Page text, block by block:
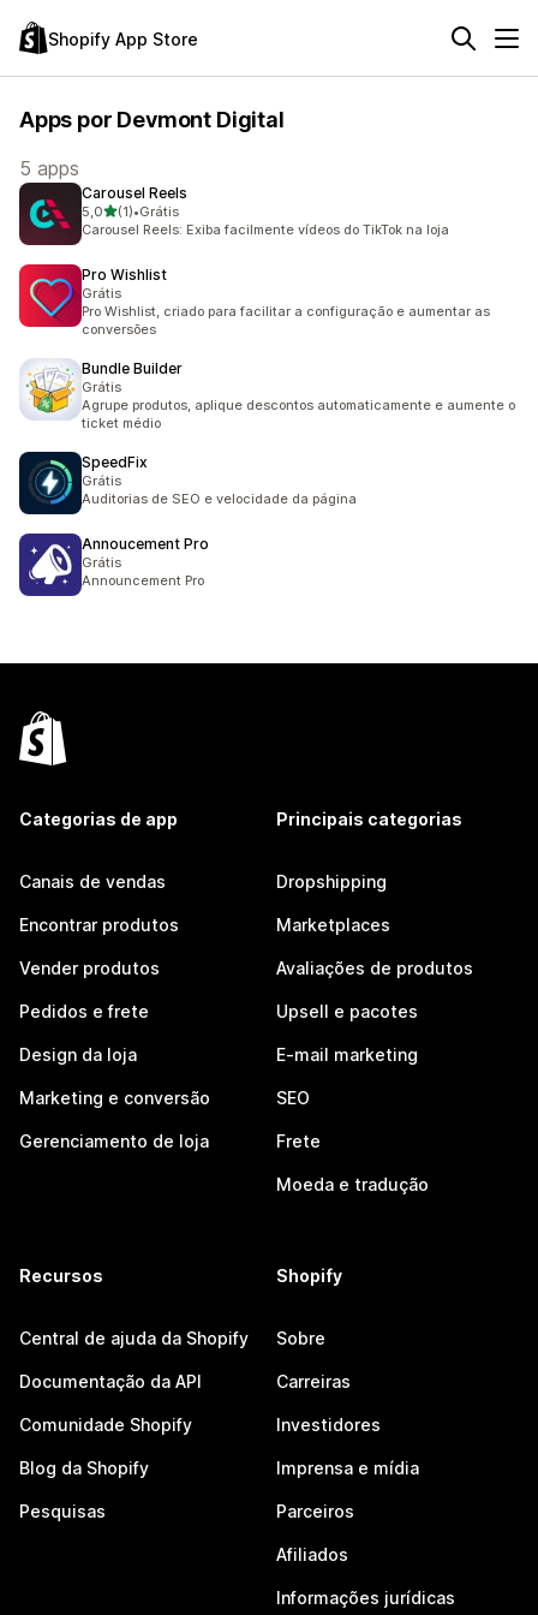
Shopify App Store
Apps por Devmont Digital
5 apps
Carousel Reels
5,0de 5 estrelas
(1)
1 avaliações ao todo
•Grátis
Carousel Reels: Exiba facilmente vídeos do TikTok na loja
Pro Wishlist
Grátis
Pro Wishlist, criado para facilitar a configuração e aumentar as
conversões
Bundle Builder
Grátis
Agrupe produtos, aplique descontos automaticamente e aumente o
ticket médio
SpeedFix
Grátis
Auditorias de SEO e velocidade da página
Annoucement Pro
Grátis
Announcement Pro
Categorias de app
Canais de vendas
Encontrar produtos
Vender produtos
Pedidos e frete
Design da loja
Marketing e conversão
Gerenciamento de loja
Principais categorias
Dropshipping
Marketplaces
Avaliações de produtos
Upsell e pacotes
E-mail marketing
SEO
Frete
Moeda e tradução
Recursos
Central de ajuda da Shopify
Documentação da API
Comunidade Shopify
Blog da Shopify
Pesquisas
Shopify
Sobre
Carreiras
Investidores
Imprensa e mídia
Parceiros
Afiliados
Informações jurídicas